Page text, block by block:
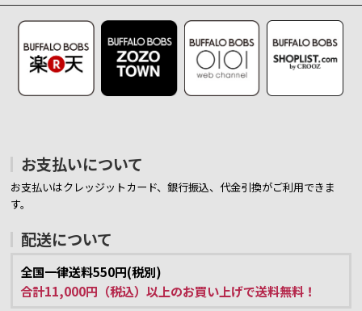
お支払いについて
お支払いはクレッジットカード、銀行振込、代金引換がご利用できま
す。
配送について
全国一律送料550円(税別)
合計11,000円（税込）以上のお買い上げで送料無料！